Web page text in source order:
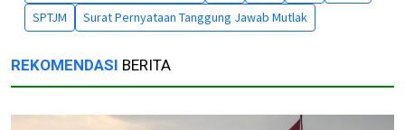
SPTJM
Surat Pernyataan Tanggung Jawab Mutlak
REKOMENDASI BERITA